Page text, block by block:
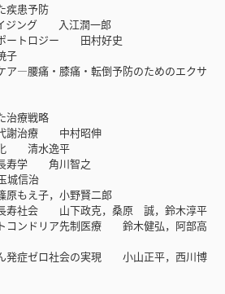
疾患予防
ジング 入江潤一郎
ートロジー 田村好史
子
ア―腰痛・膝痛・転倒予防のためのエクサ
治療戦略
代謝治療 中村昭伸
化 清水逸平
長寿学 角川智之
信治
もえ子，小野賢二郎
寿社会 山下政克，桑原 誠，鈴木淳平
コンドリア先制医療 鈴木健弘，阿部高
発症ゼロ社会の実現 小山正平，西川博